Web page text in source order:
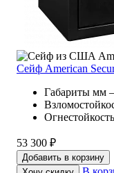
Сейф American
Габариты мм
53 300 ₽
Добавить в корзину